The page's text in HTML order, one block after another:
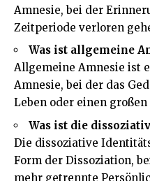
Amnesie, bei der
Zeitperiode verloren
Was ist allgemeine
Allgemeine Amnesie ist
Amnesie, bei der das
Leben oder einen
Was ist die
Die dissoziative
Form der Dissoziation,
mehr getrennte